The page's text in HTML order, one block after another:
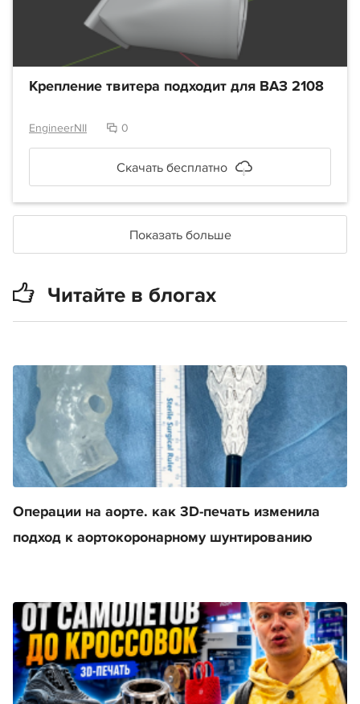
Крепление твитера подходит для ВАЗ 2108
EngineerNII 0
Скачать бесплатно
Показать больше
Читайте в блогах
Операции на аорте. как 3D-печать изменила
подход к аортокоронарному шунтированию